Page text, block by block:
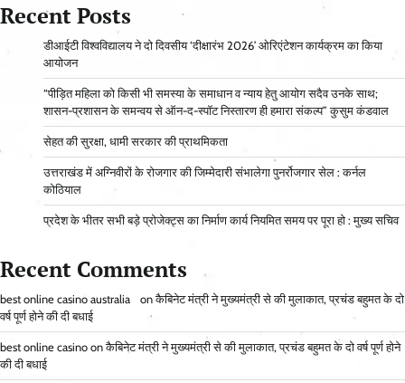
Recent Posts
डीआईटी विश्वविद्यालय ने दो दिवसीय ‘दीक्षारंभ 2026’ ओरिएंटेशन कार्यक्रम का किया
आयोजन
“पीड़ित महिला को किसी भी समस्या के समाधान व न्याय हेतु आयोग सदैव उनके साथ;
शासन-प्रशासन के समन्वय से ऑन-द-स्पॉट निस्तारण ही हमारा संकल्प” कुसुम कंडवाल
सेहत की सुरक्षा, धामी सरकार की प्राथमिकता
उत्तराखंड में अग्निवीरों के रोजगार की जिम्मेदारी संभालेगा पुनर्रोजगार सेल : कर्नल
कोठियाल
प्रदेश के भीतर सभी बड़े प्रोजेक्ट्स का निर्माण कार्य नियमित समय पर पूरा हो : मुख्य सचिव
Recent Comments
best online casino australia onकैबिनेट मंत्री ने मुख्यमंत्री से की मुलाकात, प्रचंड बहुमत के दो
वर्ष पूर्ण होने की दी बधाई
best online casino onकैबिनेट मंत्री ने मुख्यमंत्री से की मुलाकात, प्रचंड बहुमत के दो वर्ष पूर्ण होने
की दी बधाई